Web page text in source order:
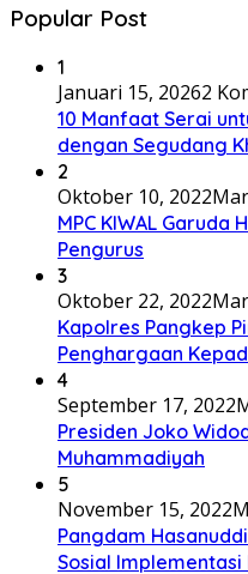
Popular Post
1
Januari 15, 20262
10 Manfaat Serai
dengan Segudang
2
Oktober 10, 2022
MPC KIWAL Garuda
Pengurus
3
Oktober 22, 2022
Kapolres Pangkep
Penghargaan
4
September 17, 2022
Presiden Joko
Muhammadiyah
5
November 15, 2022
Pangdam
Sosial Implementasi